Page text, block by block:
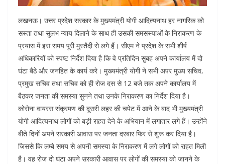
लखनऊ। उत्तर प्रदेश सरकार के मुख्यमंत्री योगी आदित्यनाथ हर नागरिक को
सस्ता तथा सुलभ न्याय दिलाने के साथ ही उसकी समसस्याओं के निराकरण के
प्रयास में इस समय पूरी मुस्तैदी से लगे हैं। सीएम ने प्रदेश के सभी शीर्ष
अधिकारियों को स्पष्ट निर्देश दिया है कि वे प्रतिदिन सुबह अपने कार्यालय में दो
घंटा बैठे और जनहित के कार्य करे। मुख्यमंत्री योगी ने सभी अपर मुख्य सचिव,
प्रमुख सचिव तथा सचिव को ही रोज दस से 12 बजे तक अपने कार्यालय में
बैठकर जनता की समस्या सुनने तथा उनके निराकरण का निर्देश दिया है।
कोरोना वायरस संक्रमण की दूसरी लहर की चपेट में आने के बाद भी मुख्यमंत्री
योगी आदित्यनाथ लोगों को बड़ी राहत देने के अभियान में लगातार लगे हैं। उन्होंने
बीते दिनों अपने सरकारी आवास पर जनता दरबार फिर से शुरू कर दिया है।
जिससे कि लम्बे समय से अपनी समस्या के निराकरण में लगे लोगों को राहत मिली
है। वह रोज दो घंटा अपने सरकारी आवास पर लोगों की समस्या को जानने के